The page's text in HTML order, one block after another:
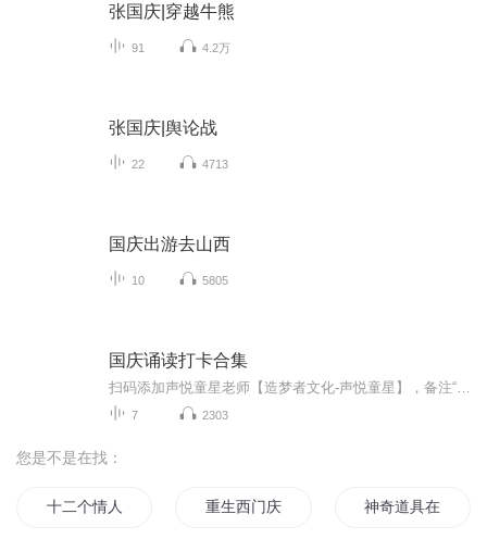
张国庆|穿越牛熊
91 4.2万
张国庆|舆论战
22 4713
国庆出游去山西
10 5805
国庆诵读打卡合集
7 2303
您是不是在找：
十二个情人节 重生西门庆 神奇道具在哪里